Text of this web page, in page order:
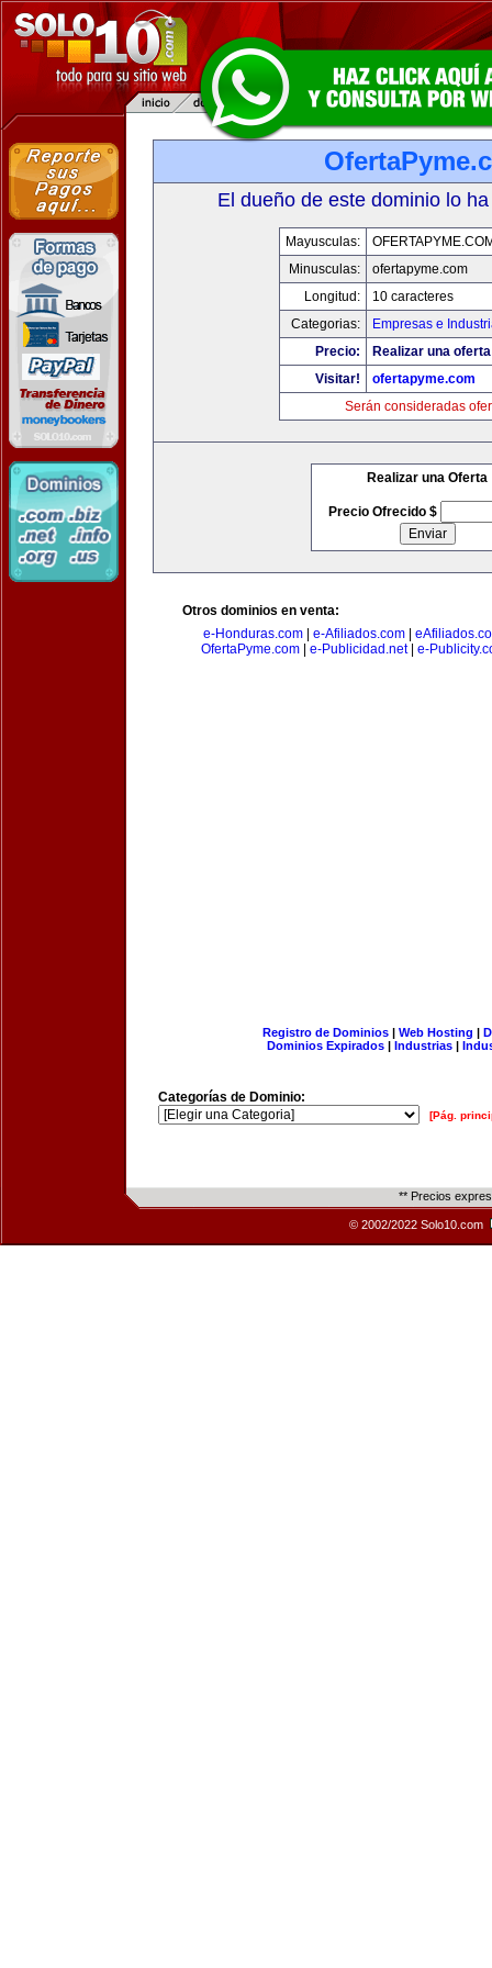
El dueño de este dominio lo
Mayusculas:
Minusculas:
ofertapyme.com
Longitud:
10 caracteres
Categorias:
Empresas e
Precio:
Realizar una
Visitar!
ofertapyme.com
Serán consideradas
Realizar una Oferta
Precio Ofrecido $
Otros dominios en venta:
e-Honduras.com| e-Afiliados.com|
OfertaPyme.com| e-Publicidad.net| e-
Registro de Dominios| Web Hosting |
Dominios Expirados | Industrias |
Categorías de Dominio:
[Pág.
** Precios
© 2002/2022 Solo10.com